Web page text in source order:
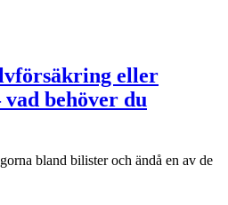
eller
behöver du
bland bilister och ändå en av de